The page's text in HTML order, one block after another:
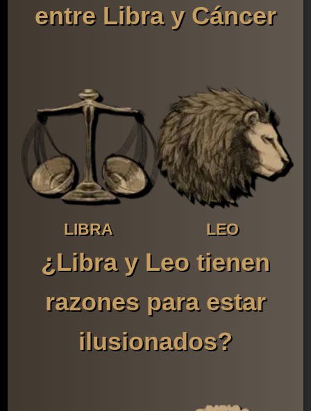
entre Libra y Cáncer
LIBRA LEO
¿Libra y Leo tienen
razones para estar
ilusionados?